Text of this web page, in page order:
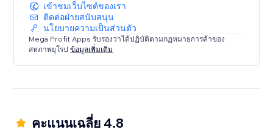
เข้าชมเว็บไซต์ของเรา
ติดต่อฝ่ายสนับสนุน
นโยบายความเป็นส่วนตัว
Mega Profit Apps รับรองว่าได้ปฏิบัติตามกฏหมายการค้าของ
สหภาพยุโรปข้อมูลเพิ่มเติม
คะแนนเฉลี่ย 4.8